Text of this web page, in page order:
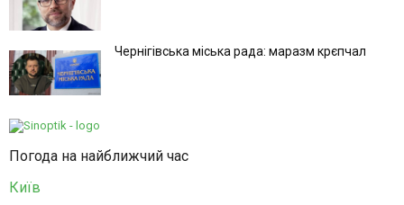
Чернігівська міська рада: маразм крєпчал
Погода на найближчий час
Київ